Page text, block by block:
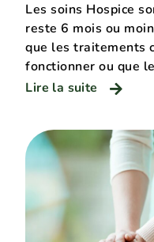
Les soins Hospice
reste 6 mois ou
que les traitements
fonctionner ou que
Lire la suite